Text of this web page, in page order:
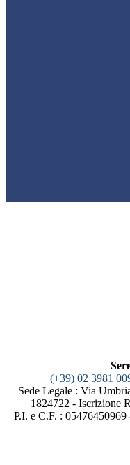
(+39) 02 3981
Sede Legale : Via
1824722 - Iscrizione
P.I. e C.F. :